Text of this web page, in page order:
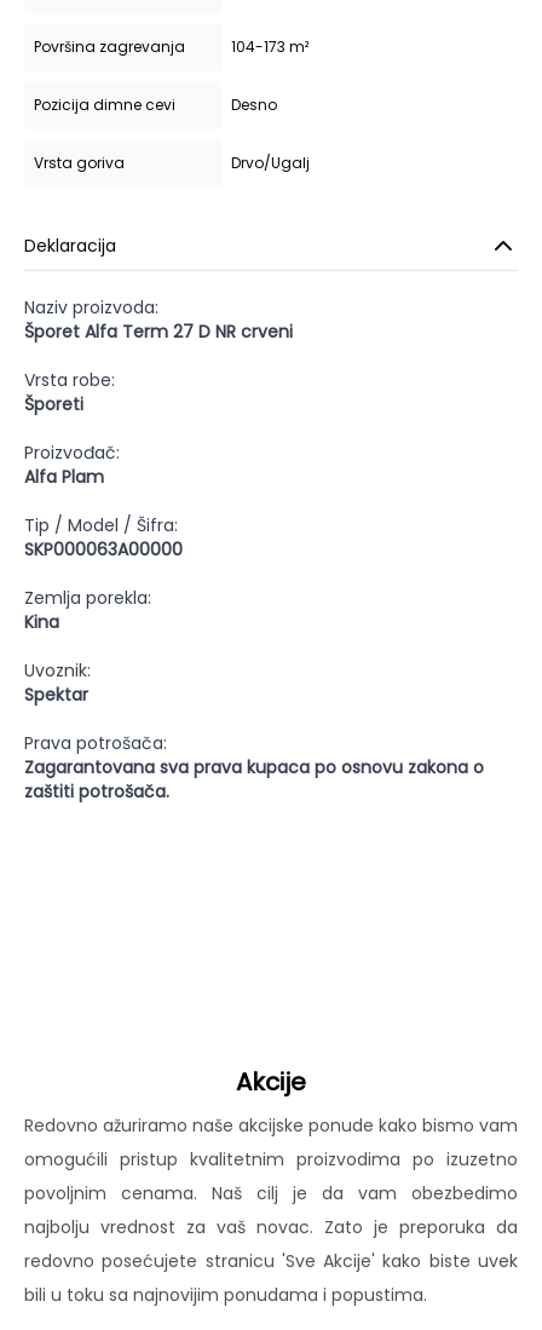
Površina zagrevanja 104-173 m²
Pozicija dimne cevi Desno
Vrsta goriva Drvo/Ugalj
Deklaracija
Naziv proizvoda:
Šporet Alfa Term 27 D NR crveni
Vrsta robe:
Šporeti
Proizvođač:
Alfa Plam
Tip / Model / Šifra:
SKP000063A00000
Zemlja porekla:
Kina
Uvoznik:
Spektar
Prava potrošača:
Zagarantovana sva prava kupaca po osnovu zakona o
zaštiti potrošača.
Akcije
Redovno ažuriramo naše akcijske ponude kako bismo vam
omogućili pristup kvalitetnim proizvodima po izuzetno
povoljnim cenama. Naš cilj je da vam obezbedimo
najbolju vrednost za vaš novac. Zato je preporuka da
redovno posećujete stranicu 'Sve Akcije' kako biste uvek
bili u toku sa najnovijim ponudama i popustima.